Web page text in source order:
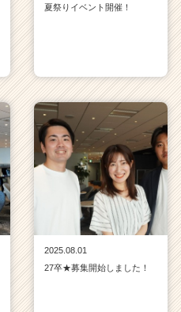
夏祭りイベント開催！
2025.08.01
27卒★募集開始しました！